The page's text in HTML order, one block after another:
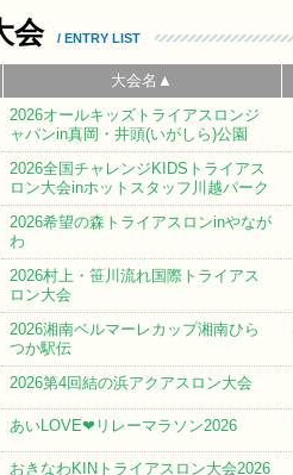
会 / ENTRY LIST
大会名▲
2026オールキッズトライアスロンジ
ャパンin真岡・井頭(いがしら)公園
2026全国チャレンジKIDSトライアス
ロン大会inホットスタッフ川越パーク
2026希望の森トライアスロンinやなが
わ
2026村上・笹川流れ国際トライアス
ロン大会
2026湘南ベルマーレカップ湘南ひら
つか駅伝
2026第4回結の浜アクアスロン大会
あいLOVE❤リレーマラソン2026
おきなわKINトライアスロン大会2026